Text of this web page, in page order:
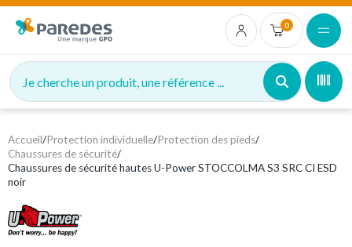
0
Je cherche un produit, une référence ...
Accueil/Protection individuelle/Protection des pieds/
Chaussures de sécurité/
Chaussures de sécurité hautes U-Power STOCCOLMA S3 SRC CI ESD
noir